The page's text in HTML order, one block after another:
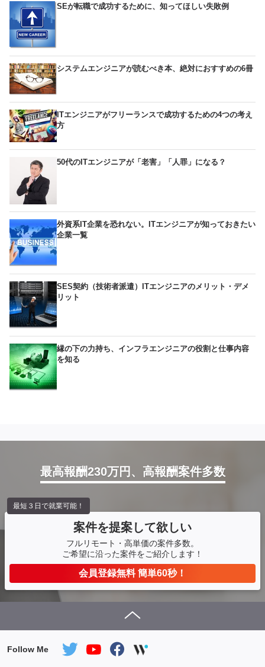
SEが転職で成功するために、知ってほしい失敗例
システムエンジニアが読むべき本、絶対におすすめの6冊
ITエンジニアがフリーランスで成功するための4つの考え
方
50代のITエンジニアが「老害」「人罪」になる？
外資系IT企業を恐れない。ITエンジニアが知っておきたい
企業一覧
SES契約（技術者派遣）ITエンジニアのメリット・デメ
リット
縁の下の力持ち、インフラエンジニアの役割と仕事内容
を知る
最高報酬230万円、高報酬案件多数
案件を提案して欲しい
フルリモート・高単価の案件多数。
ご希望に沿った案件をご紹介します！
会員登録無料 簡単60秒！
最短３日で就業可能！
Follow Me